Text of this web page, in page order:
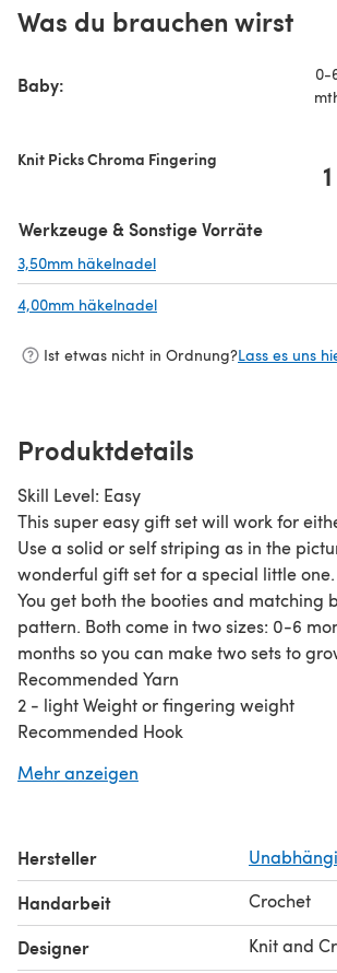
Was du brauchen wirst
Baby:
0-
Knit Picks Chroma Fingering 1
Werkzeuge & Sonstige Vorräte
3,50mm häkelnadel
4,00mm häkelnadel
Ist etwas nicht in Ordnung?Lass es uns
Produktdetails
Skill Level: Easy
This super easy gift set will work for
Use a solid or self striping as in the
wonderful gift set for a special little one.
You get both the booties and matching
pattern. Both come in two sizes: 0-6
months so you can make two sets to
Recommended Yarn
2 - light Weight or fingering weight
Recommended Hook
Stitch Diagram?
Mehr anzeigen
Hersteller
Handarbeit Crochet
Designer Knit and